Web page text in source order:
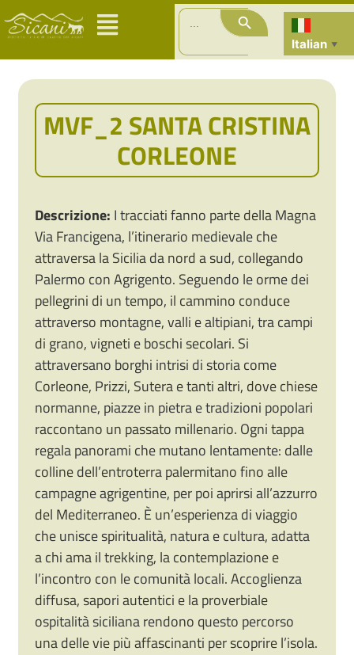
Search
for:
Search Button
Italian ▼
MVF_2 SANTA CRISTINA
CORLEONE
Descrizione: I tracciati fanno parte della Magna
Via Francigena, l’itinerario medievale che
attraversa la Sicilia da nord a sud, collegando
Palermo con Agrigento. Seguendo le orme dei
pellegrini di un tempo, il cammino conduce
attraverso montagne, valli e altipiani, tra campi
di grano, vigneti e boschi secolari. Si
attraversano borghi intrisi di storia come
Corleone, Prizzi, Sutera e tanti altri, dove chiese
normanne, piazze in pietra e tradizioni popolari
raccontano un passato millenario. Ogni tappa
regala panorami che mutano lentamente: dalle
colline dell’entroterra palermitano fino alle
campagne agrigentine, per poi aprirsi all’azzurro
del Mediterraneo. È un’esperienza di viaggio
che unisce spiritualità, natura e cultura, adatta
a chi ama il trekking, la contemplazione e
l’incontro con le comunità locali. Accoglienza
diffusa, sapori autentici e la proverbiale
ospitalità siciliana rendono questo percorso
una delle vie più affascinanti per scoprire l’isola.